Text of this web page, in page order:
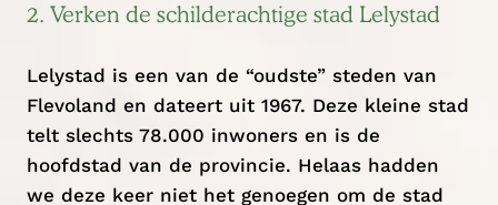
2. Verken de schilderachtige stad Lelystad
Lelystad is een van de “oudste” steden van
Flevoland en dateert uit 1967. Deze kleine stad
telt slechts 78.000 inwoners en is de
hoofdstad van de provincie. Helaas hadden
we deze keer niet het genoegen om de stad